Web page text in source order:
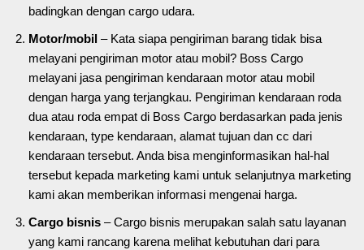
badingkan dengan cargo udara.
Motor/mobil – Kata siapa pengiriman barang tidak bisa
melayani pengiriman motor atau mobil? Boss Cargo
melayani jasa pengiriman kendaraan motor atau mobil
dengan harga yang terjangkau. Pengiriman kendaraan roda
dua atau roda empat di Boss Cargo berdasarkan pada jenis
kendaraan, type kendaraan, alamat tujuan dan cc dari
kendaraan tersebut. Anda bisa menginformasikan hal-hal
tersebut kepada marketing kami untuk selanjutnya marketing
kami akan memberikan informasi mengenai harga.
Cargo bisnis – Cargo bisnis merupakan salah satu layanan
yang kami rancang karena melihat kebutuhan dari para